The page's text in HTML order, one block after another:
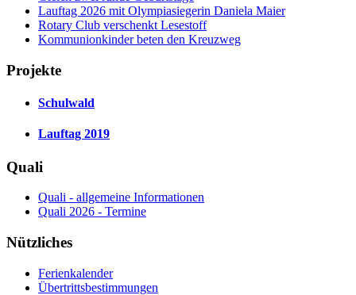
Lauftag 2026 mit Olympiasiegerin Daniela Maier
Rotary Club verschenkt Lesestoff
Kommunionkinder beten den Kreuzweg
Projekte
Schulwald
Lauftag 2019
Quali
Quali - allgemeine Informationen
Quali 2026 - Termine
Nützliches
Ferienkalender
Übertrittsbestimmungen